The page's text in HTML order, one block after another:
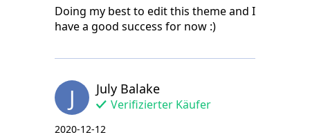
Doing my best to edit this theme and I
have a good success for now :)
J July Balake
Verifizierter Käufer
2020-12-12